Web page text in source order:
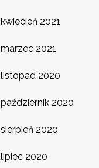
kwiecień 2021
marzec 2021
listopad 2020
październik 2020
sierpień 2020
lipiec 2020